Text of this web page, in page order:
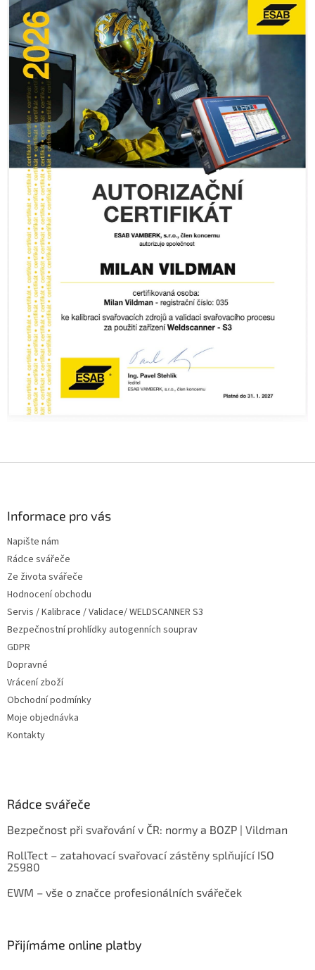
Informace pro vás
Napište nám
Rádce svářeče
Ze života svářeče
Hodnocení obchodu
Servis / Kalibrace / Validace/ WELDSCANNER S3
Bezpečnostní prohlídky autogenních souprav
GDPR
Dopravné
Vrácení zboží
Obchodní podmínky
Moje objednávka
Kontakty
Rádce svářeče
Bezpečnost při svařování v ČR: normy a BOZP | Vildman
RollTect – zatahovací svařovací zástěny splňující ISO
25980
EWM – vše o značce profesionálních svářeček
Přijímáme online platby